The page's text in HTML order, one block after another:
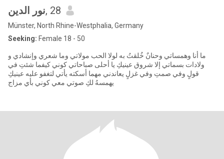
نور الدين, 28
Münster, North Rhine-Westphalia, Germany
Seeking: Female 18 - 50
‏ما أنا ‏وهمساتي ‏وحنانٌ خُلقتُ به ‏لولا الحب مولاتي ‏وما شعري ‏وإنشادي ‏و
ولادات بسماتي ‏إلا شروق عينيكِ ‏يا أحلى صباحاتي ‏كوني كيفما شئتِ ‏في
قولٍ ‏وفي صمتِ ‏وفي غزلٍ يعاندني ‏مهما أسكته يأتي ‏لتغفو عليه عينيكِ
‏يهمسهُ لكِ صوتي ‏معي كوني بأي مزاج